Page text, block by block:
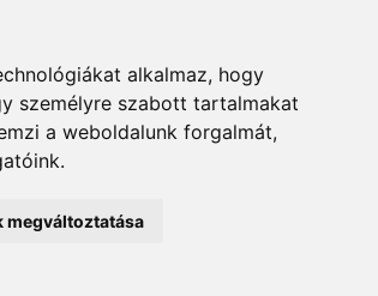
alkalmaz, hogy
személyre szabott tartalmakat
a weboldalunk forgalmát,
megváltoztatása